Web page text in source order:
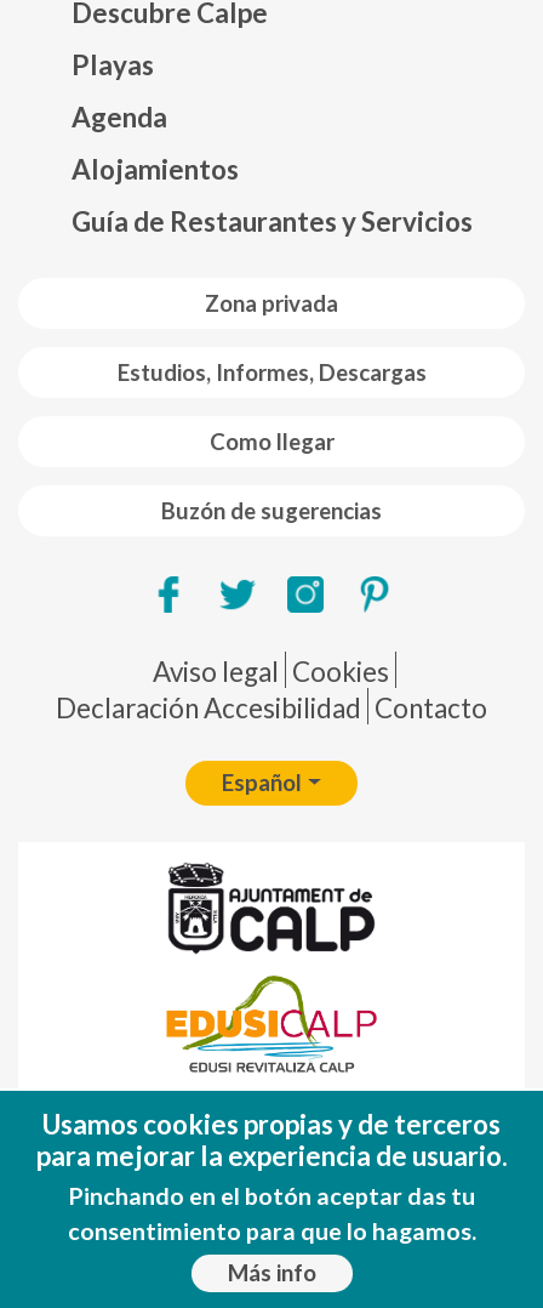
Zona privada
Estudios, Informes, Descargas
Como llegar
Buzón de sugerencias
Descubre Calpe
Playas
Agenda
Alojamientos
Guía de Restaurantes y Servicios
Pie de página
Aviso legal Cookies
Declaración Accesibilidad Contacto
Español
(FEDER)
Una manera de hacer EUROPA
Usamos cookies propias y de terceros
para mejorar la experiencia de usuario.
Pinchando en el botón aceptar das tu
consentimiento para que lo hagamos.
Más info